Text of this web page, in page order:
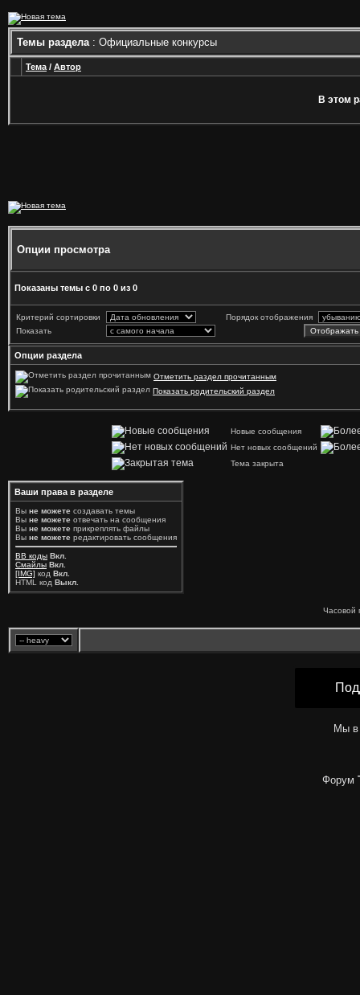
Темы раздела: Официальные конкурсы
Тема / Автор
В этом
Опции просмотра
Показаны темы с 0 по 0 из 0
Критерий сортировки
Порядок отображения
Показать
Опции раздела
Отметить раздел прочитанным
Показать родительский раздел
Новые сообщения
Нет новых сообщений
Тема закрыта
Ваши права в разделе
Вы не можете создавать темы
Вы не можете отвечать на сообщения
Вы не можете прикреплять файлы
Вы не можете редактировать сообщения
BB коды Вкл.
Смайлы Вкл.
[IMG] код Вкл.
HTML код Выкл.
Часовой
Мы в
Форум